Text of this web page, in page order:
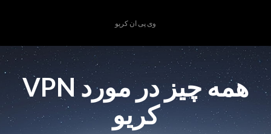
وی پی ان کریو
همه چیز در مورد VPN
کریو